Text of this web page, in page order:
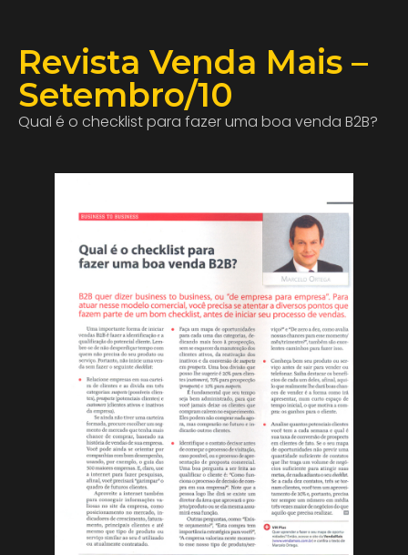
Revista Venda Mais –
Setembro/10
Qual é o checklist para fazer uma boa venda B2B?